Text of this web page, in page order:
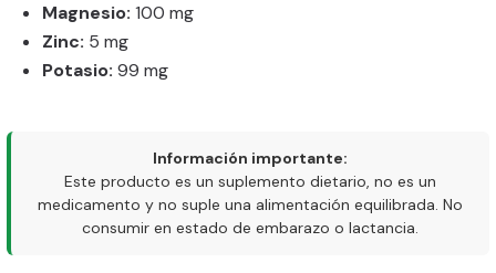
Magnesio: 100 mg
Zinc: 5 mg
Potasio: 99 mg
Información importante:
Este producto es un suplemento dietario, no es un
medicamento y no suple una alimentación equilibrada. No
consumir en estado de embarazo o lactancia.